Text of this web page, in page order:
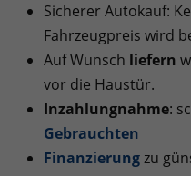
Sicherer Autokauf:
Fahrzeugpreis wird
Auf Wunsch liefern
vor die Haustür.
Inzahlungnahme:
Gebrauchten
Finanzierungzu